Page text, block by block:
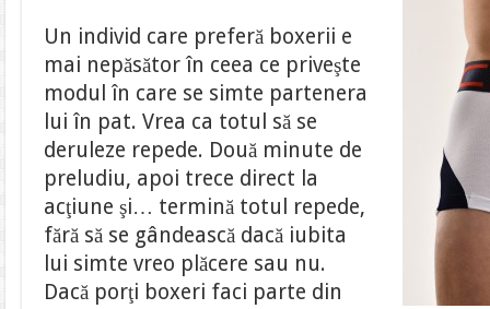
Un individ care preferă boxerii e
mai nepăsător în ceea ce priveşte
modul în care se simte partenera
lui în pat. Vrea ca totul să se
deruleze repede. Două minute de
preludiu, apoi trece direct la
acţiune şi… termină totul repede,
fără să se gândească dacă iubita
lui simte vreo plăcere sau nu.
Dacă porţi boxeri faci parte din